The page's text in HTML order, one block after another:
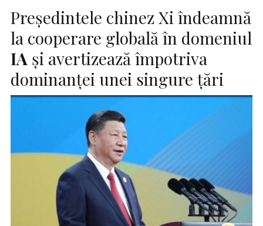
Președintele chinez Xi îndeamnă
la cooperare globală în domeniul
IA și avertizează împotriva
dominanței unei singure țări